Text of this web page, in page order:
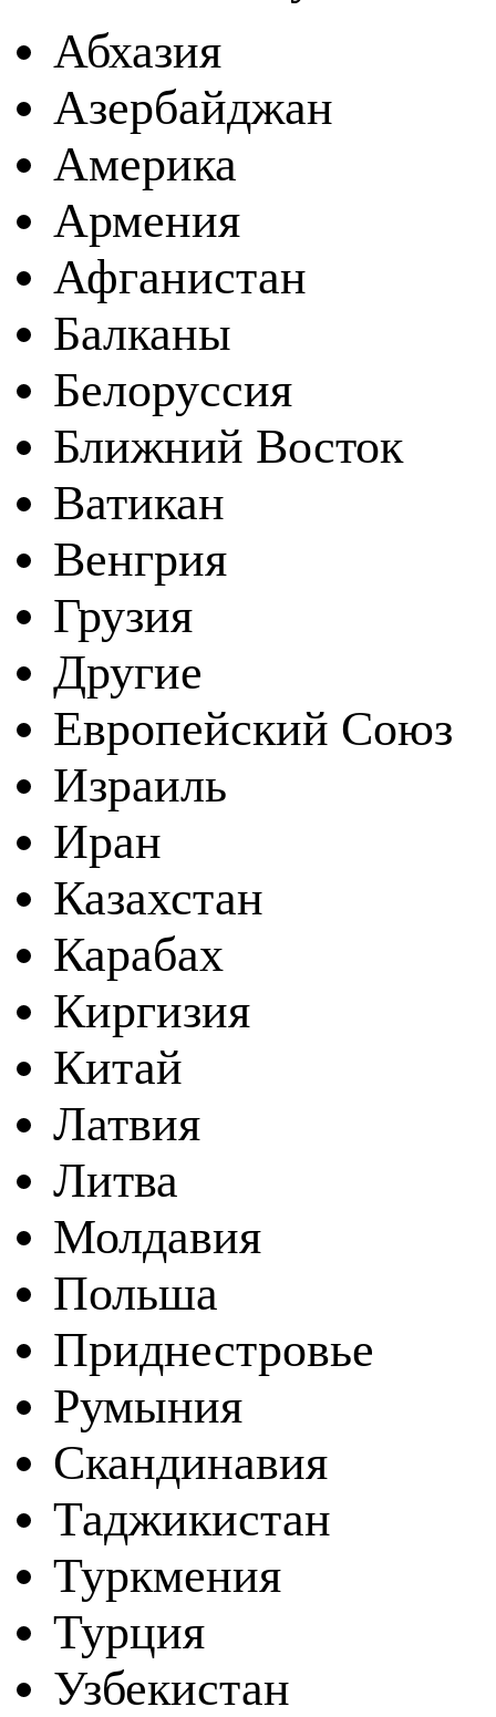
Абхазия
Азербайджан
Америка
Армения
Афганистан
Балканы
Белоруссия
Ближний Восток
Ватикан
Венгрия
Грузия
Другие
Европейский Союз
Израиль
Иран
Казахстан
Карабах
Киргизия
Китай
Латвия
Литва
Молдавия
Польша
Приднестровье
Румыния
Скандинавия
Таджикистан
Туркмения
Турция
Узбекистан